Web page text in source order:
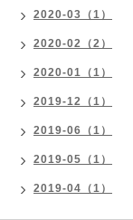
2020-03（1）
2020-02（2）
2020-01（1）
2019-12（1）
2019-06（1）
2019-05（1）
2019-04（1）